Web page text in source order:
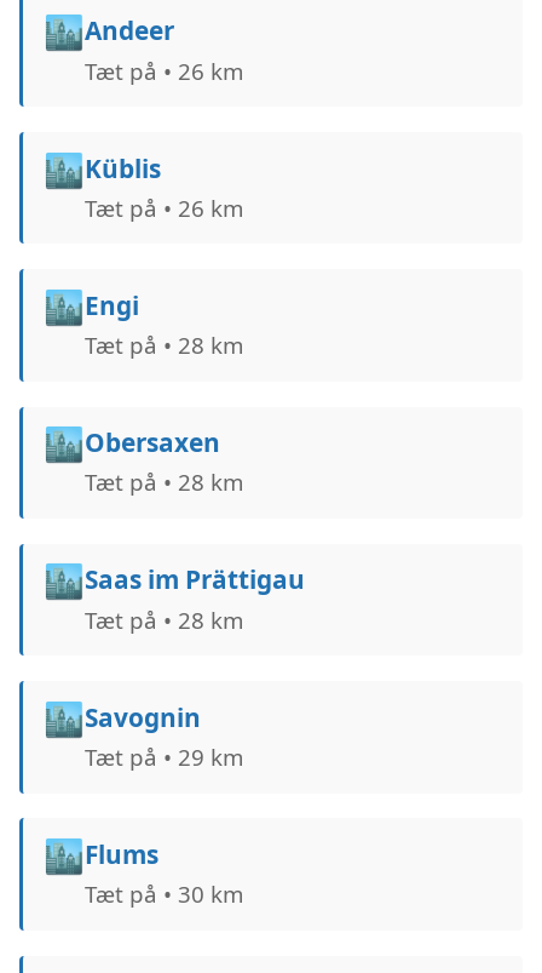
🏙️Andeer
Tæt på • 26 km
🏙️Küblis
Tæt på • 26 km
🏙️Engi
Tæt på • 28 km
🏙️Obersaxen
Tæt på • 28 km
🏙️Saas im Prättigau
Tæt på • 28 km
🏙️Savognin
Tæt på • 29 km
🏙️Flums
Tæt på • 30 km